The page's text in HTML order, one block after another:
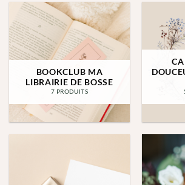
BOOKCLUB MA
LIBRAIRIE DE BOSSE
7 PRODUITS